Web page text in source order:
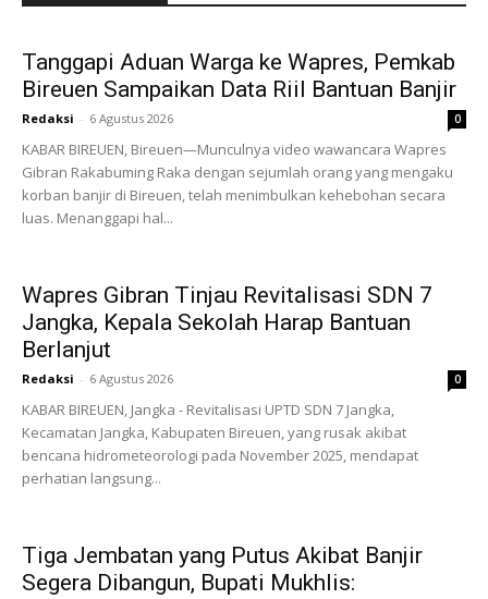
Tanggapi Aduan Warga ke Wapres, Pemkab
Bireuen Sampaikan Data Riil Bantuan Banjir
Redaksi - 6 Agustus 2026 0
KABAR BIREUEN, Bireuen—Munculnya video wawancara Wapres
Gibran Rakabuming Raka dengan sejumlah orang yang mengaku
korban banjir di Bireuen, telah menimbulkan kehebohan secara
luas. Menanggapi hal...
Wapres Gibran Tinjau Revitalisasi SDN 7
Jangka, Kepala Sekolah Harap Bantuan
Berlanjut
Redaksi - 6 Agustus 2026 0
KABAR BIREUEN, Jangka - Revitalisasi UPTD SDN 7 Jangka,
Kecamatan Jangka, Kabupaten Bireuen, yang rusak akibat
bencana hidrometeorologi pada November 2025, mendapat
perhatian langsung...
Tiga Jembatan yang Putus Akibat Banjir
Segera Dibangun, Bupati Mukhlis: